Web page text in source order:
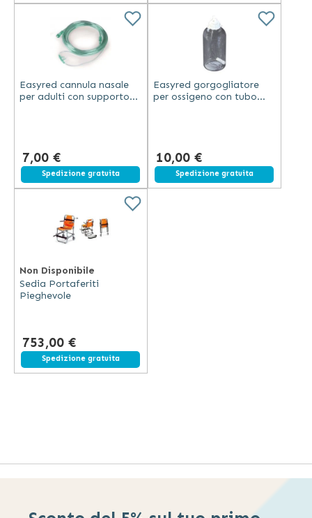
Easyred cannula nasale
per adulti con supporto
7,00 €
Spedizione gratuita
Easyred gorgogliatore
per ossigeno con tubo
10,00 €
Spedizione gratuita
Non Disponibile
Sedia Portaferiti
Pieghevole
753,00 €
Spedizione gratuita